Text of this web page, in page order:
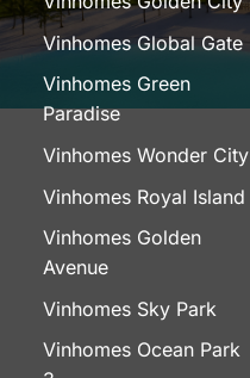
Vinhomes Global Gate
Vinhomes Green
Paradise
Vinhomes Wonder City
Vinhomes Royal Island
Vinhomes Golden
Avenue
Vinhomes Sky Park
Vinhomes Ocean Park